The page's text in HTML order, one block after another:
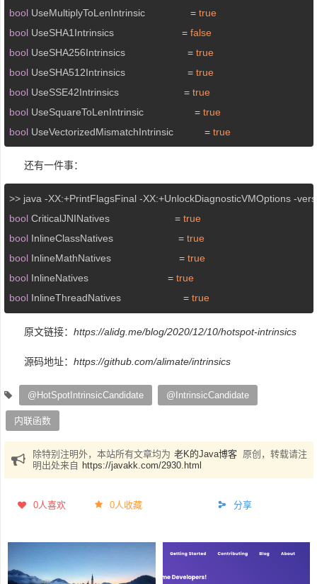
bool UseMultiplyToLenIntrinsic                = true
bool UseSHA1Intrinsics                        = false
bool UseSHA256Intrinsics                      = true
bool UseSHA512Intrinsics                      = true
bool UseSSE42Intrinsics                       = true
bool UseSquareToLenIntrinsic                  = true
bool UseVectorizedMismatchIntrinsic           = true
还有一件事：
bool CriticalJNINatives                       = true
bool InlineClassNatives                       = true
bool InlineMathNatives                        = true
bool InlineNatives                            = true
bool InlineThreadNatives                      = true
原文链接： https://alidg.me/blog/2020/12/10/hotspot-intrinsics
源码地址： https://github.com/alimate/intrinsics
@HotSpotIntrinsicCandidate @IntrinsicCandidate
内联函数
除特别注明外，本站所有文章均为 老K的Java博客 原创，转载请注
明出处来自 https://javakk.com/2930.html
0人喜欢 0人收藏 分享